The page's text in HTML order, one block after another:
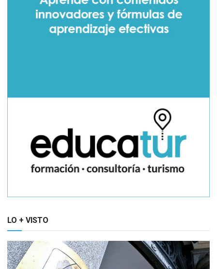
LO + VISTO